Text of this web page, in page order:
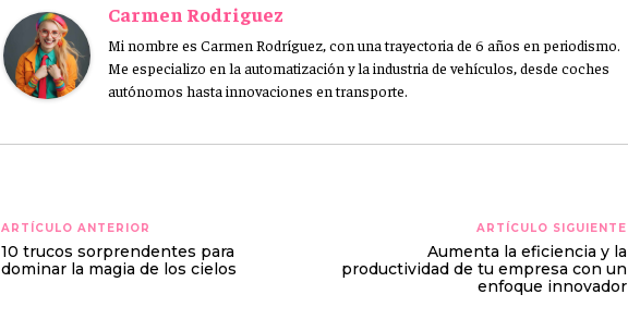
Carmen Rodriguez
Mi nombre es Carmen Rodríguez, con una trayectoria de 6 años en periodismo.
Me especializo en la automatización y la industria de vehículos, desde coches
autónomos hasta innovaciones en transporte.
ARTÍCULO ANTERIOR
10 trucos sorprendentes para
dominar la magia de los cielos
ARTÍCULO SIGUIENTE
Aumenta la eficiencia y la
productividad de tu empresa con un
enfoque innovador